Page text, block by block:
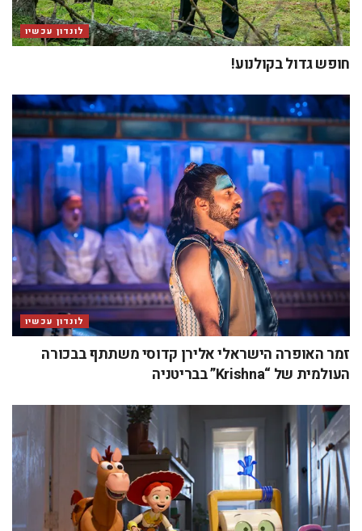
לונדון עכשיו
חופש גדול בקולנוע!
לונדון עכשיו
זמר האופרה הישראלי אלירן קדוסי משתתף בבכורה
העולמית של “Krishna” בבריטניה